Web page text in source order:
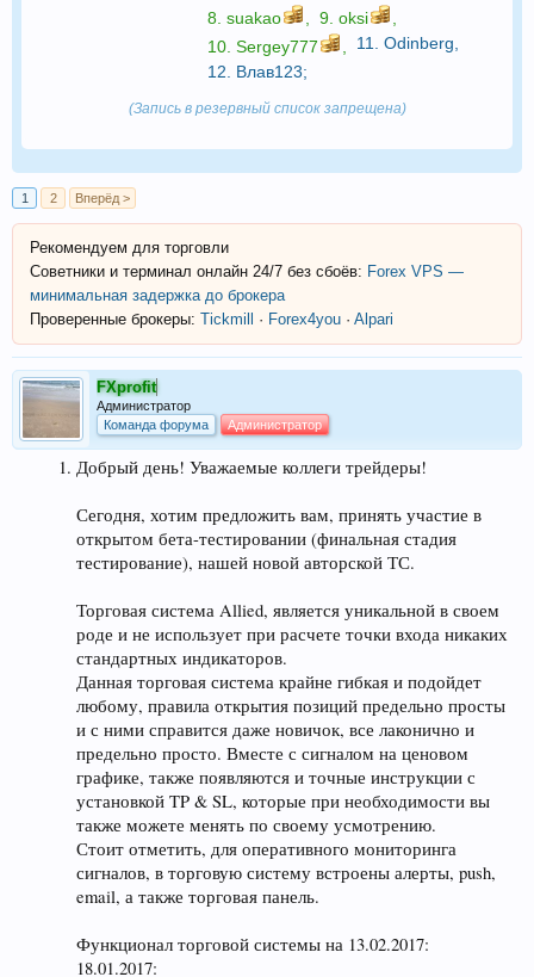
8. suakao 9. oksi
10. Sergey777 11. Odinberg
12. Влав123;
(Запись в резервный список запрещена)
1 2 Вперёд >
Рекомендуем для торговли
Советники и терминал онлайн 24/7 без сбоёв: Forex VPS —
минимальная задержка до брокера
Проверенные брокеры: Tickmill · Forex4you · Alpari
FXprofit
Администратор
Команда форума
Администратор
Добрый день! Уважаемые коллеги трейдеры!
Сегодня, хотим предложить вам, принять участие в
открытом бета-тестировании (финальная стадия
тестирование), нашей новой авторской ТС.
Торговая система Allied, является уникальной в своем
роде и не использует при расчете точки входа никаких
стандартных индикаторов.
Данная торговая система крайне гибкая и подойдет
любому, правила открытия позиций предельно просты
и с ними справится даже новичок, все лаконично и
предельно просто. Вместе с сигналом на ценовом
графике, также появляются и точные инструкции с
установкой TP & SL, которые при необходимости вы
также можете менять по своему усмотрению.
Стоит отметить, для оперативного мониторинга
сигналов, в торговую систему встроены алерты, push,
email, а также торговая панель.
Функционал торговой системы на 13.02.2017:
18.01.2017: